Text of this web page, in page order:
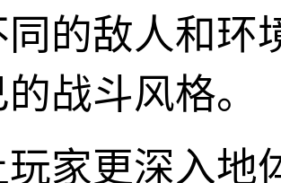
的敌人和环
战斗风格。
家更深入地